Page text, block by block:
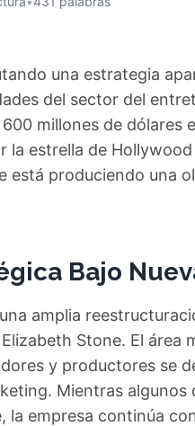
una estrategia
del sector del
millones de dólares
estrella de
está produciendo una
Bajo
amplia
Stone. El área
y productores se
Mientras algunos
empresa continúa